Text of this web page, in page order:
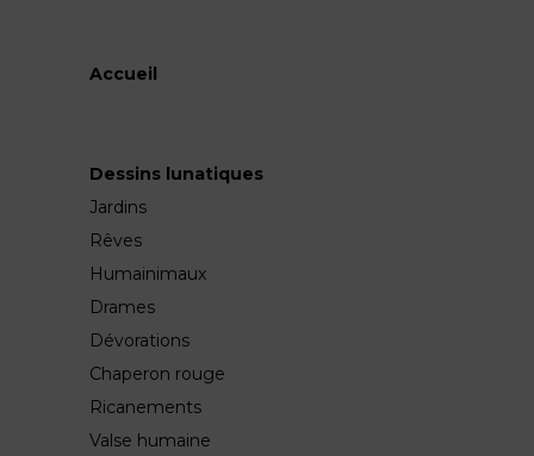
Accueil
Dessins lunatiques
Jardins
Rêves
Humainimaux
Drames
Dévorations
Chaperon rouge
Ricanements
Valse humaine